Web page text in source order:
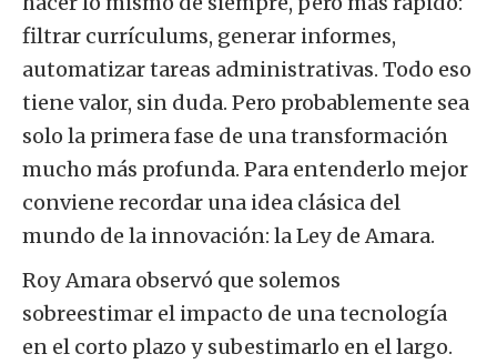
filtrar currículums, generar informes,
automatizar tareas administrativas. Todo eso
tiene valor, sin duda. Pero probablemente sea
solo la primera fase de una transformación
mucho más profunda. Para entenderlo mejor
conviene recordar una idea clásica del
mundo de la innovación: la Ley de Amara.
Roy Amara observó que solemos
sobreestimar el impacto de una tecnología
en el corto plazo y subestimarlo en el largo.